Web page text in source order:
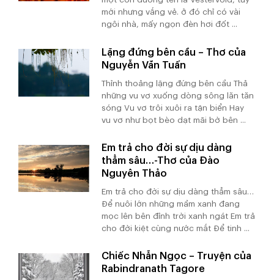
mới nhưng vắng vẻ. ở đó chỉ có vài
ngôi nhà, mấy ngọn đèn hơi đốt ...
Lặng đứng bên cầu – Thơ của
Nguyễn Văn Tuấn
Thỉnh thoảng lặng đứng bên cầu Thả
những vu vơ xuống dòng sông lăn tăn
sóng Vu vơ trôi xuôi ra tận biển Hay
vu vơ như bọt bèo dạt mãi bờ bên ...
Em trả cho đời sự dịu dàng
thẳm sâu…-Thơ của Đào
Nguyên Thảo
Em trả cho đời sự dịu dàng thẳm sâu…
Để nuôi lớn những mầm xanh đang
mọc lên bên đỉnh trời xanh ngát Em trả
cho đời kiệt cùng nước mắt Để tinh ...
Chiếc Nhẫn Ngọc – Truyện của
Rabindranath Tagore